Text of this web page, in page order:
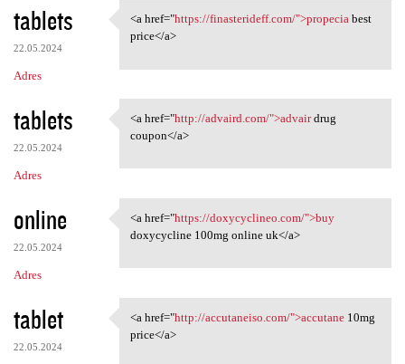
tablets
22.05.2024
Adres
<a href="https:/
<a href="https://finasterideff.com/">propeciabest
price</a>
tablets
22.05.2024
Adres
<a href="http://advaird.com/"
<a href="http://advaird.com/">advairdrug
coupon</a>
online
22.05.2024
Adres
<a href="https://doxycyclineo
<a href="https://doxycyclineo.com/">buy
doxycycline 100mg online uk</a>
tablet
22.05.2024
<a href="http://accutaneiso
<a href="http://accutaneiso.com/">accutane10mg
price</a>